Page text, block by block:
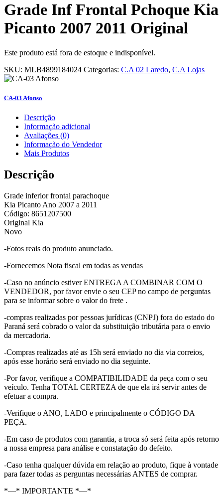
Grade Inf Frontal Pchoque Kia
Picanto 2007 2011 Original
Este produto está fora de estoque e indisponível.
SKU: MLB4899184024 Categorias: C.A 02 Laredo, C.A Lojas
CA-03 Afonso
Descrição
Informação adicional
Avaliações (0)
Informação do Vendedor
Mais Produtos
Descrição
Grade inferior frontal parachoque
Kia Picanto Ano 2007 a 2011
Código: 8651207500
Original Kia
Novo
-Fotos reais do produto anunciado.
-Fornecemos Nota fiscal em todas as vendas
-Caso no anúncio estiver ENTREGA A COMBINAR COM O
VENDEDOR, por favor envie o seu CEP no campo de perguntas
para se informar sobre o valor do frete .
-compras realizadas por pessoas jurídicas (CNPJ) fora do estado do
Paraná será cobrado o valor da substituição tributária para o envio
da mercadoria.
-Compras realizadas até as 15h será enviado no dia via correios,
após esse horário será enviado no dia seguinte.
-Por favor, verifique a COMPATIBILIDADE da peça com o seu
veículo. Tenha TOTAL CERTEZA de que ela irá servir antes de
efetuar a compra.
-Verifique o ANO, LADO e principalmente o CÓDIGO DA
PEÇA.
-Em caso de produtos com garantia, a troca só será feita após retorno
a nossa empresa para análise e constatação do defeito.
-Caso tenha qualquer dúvida em relação ao produto, fique à vontade
para fazer todas as perguntas necessárias ANTES de comprar.
*—* IMPORTANTE *—*